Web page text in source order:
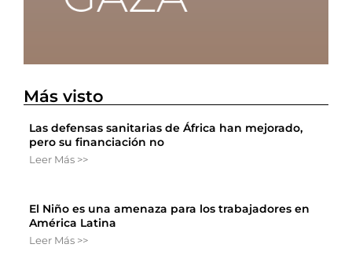
Más visto
Las defensas sanitarias de África han mejorado,
pero su financiación no
Leer Más >>
El Niño es una amenaza para los trabajadores en
América Latina
Leer Más >>